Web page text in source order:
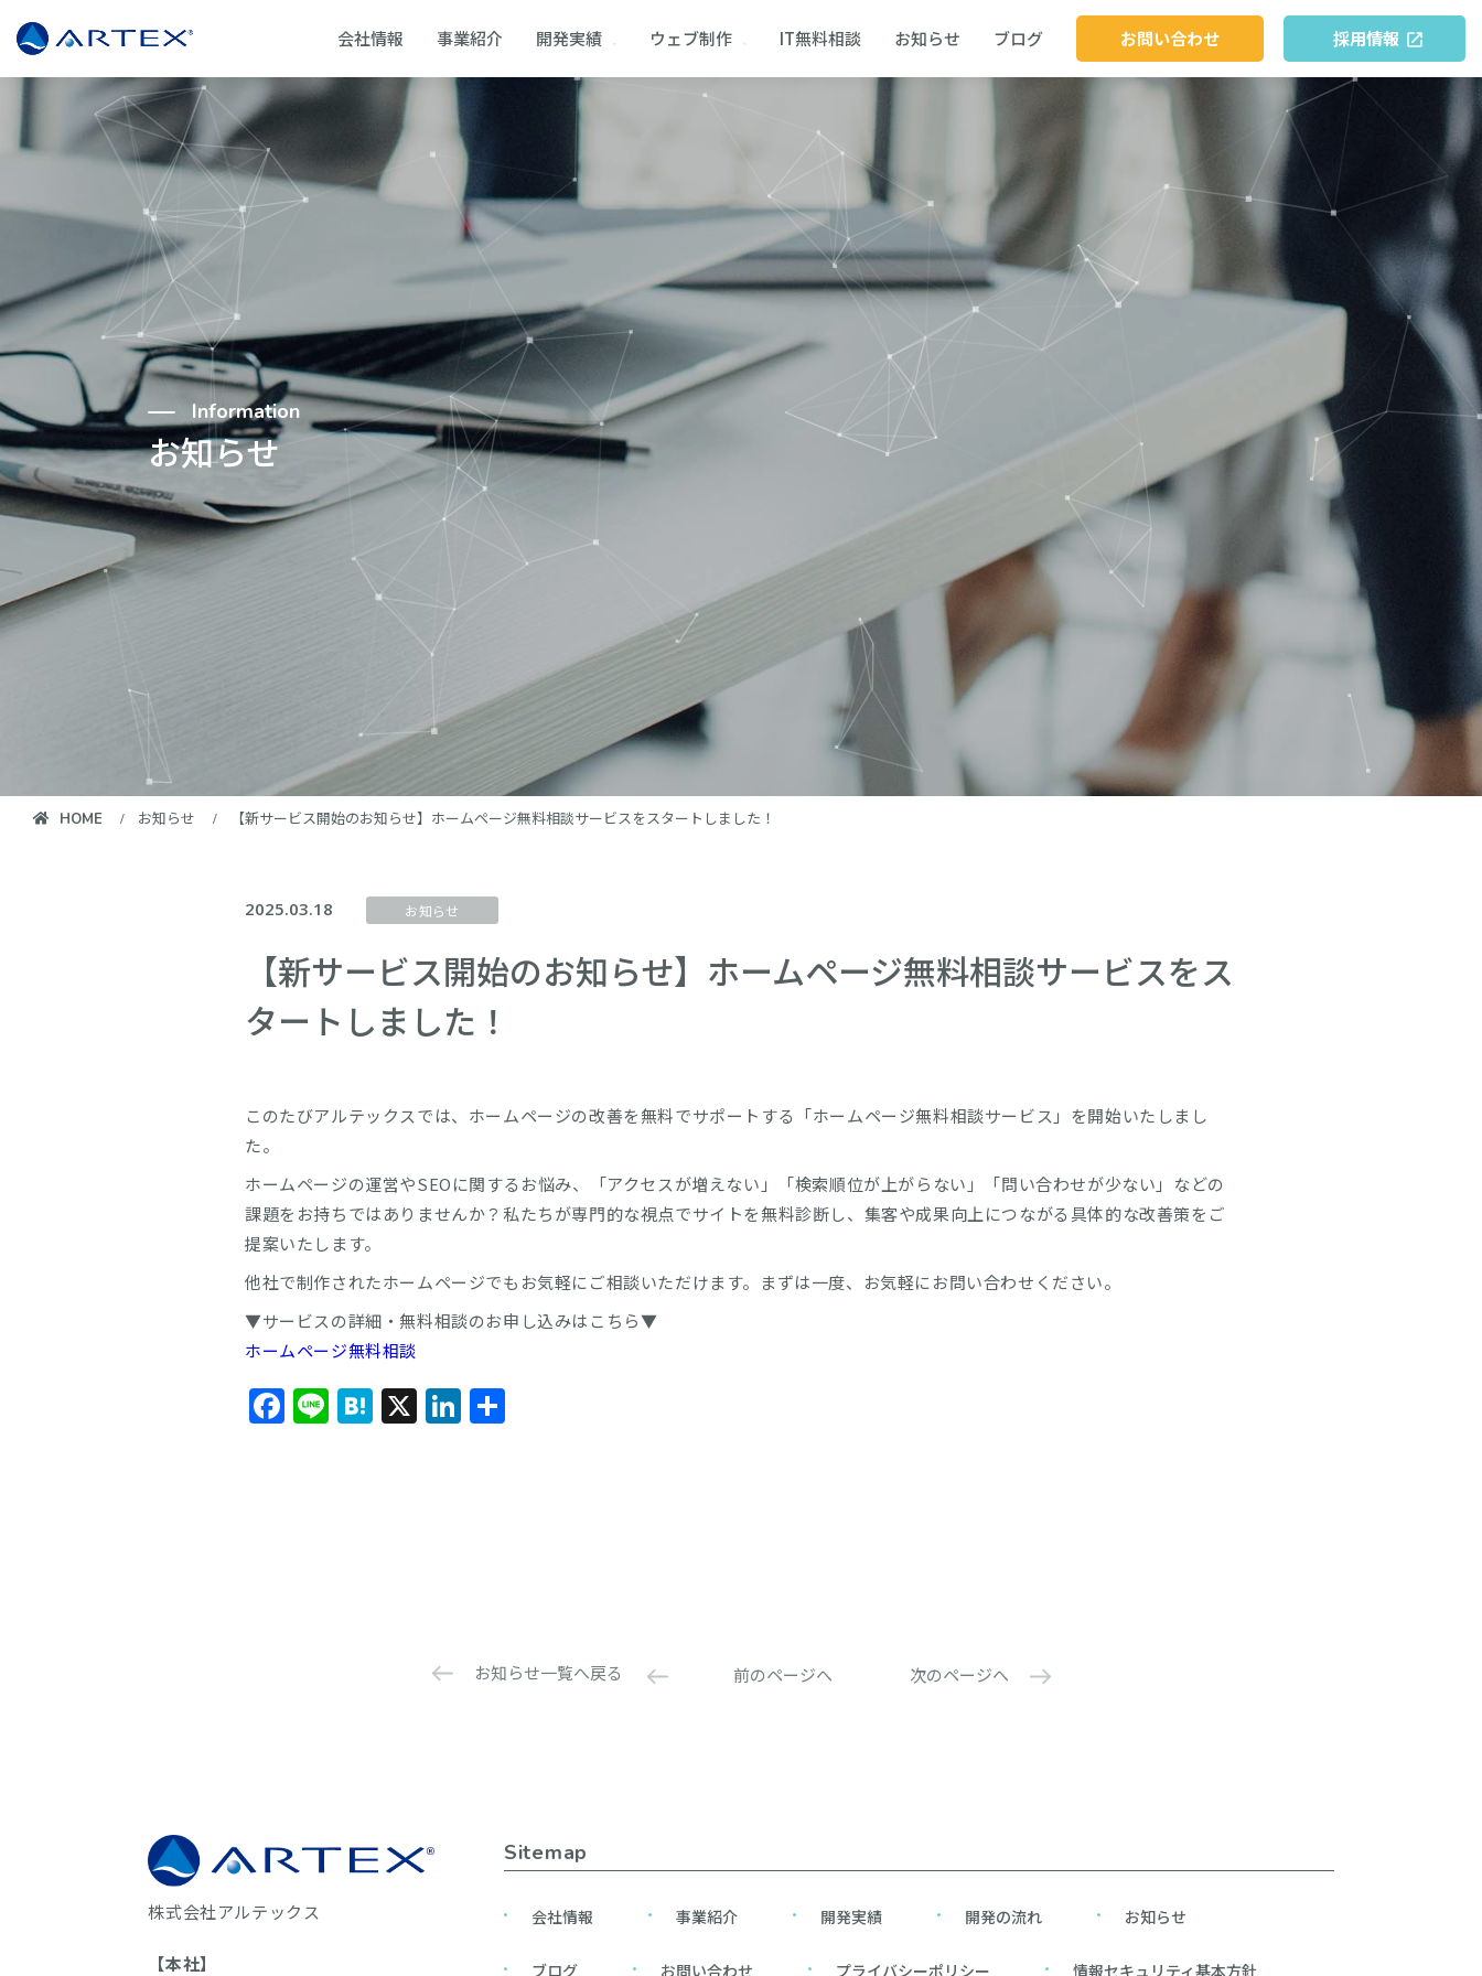
会社情報 事業紹介 開発実績 ウェブ制作 IT無料相談 お知らせ ブログ お問い合わせ 採用情報
Information
お知らせ
HOME お知らせ 【新サービス開始のお知らせ】ホームページ無料相談サービスをスタートしました！
2025.03.18 お知らせ
【新サービス開始のお知らせ】ホームページ無料相談サービスをス
タートしました！
このたびアルテックスでは、ホームページの改善を無料でサポートする「ホームページ無料相談サービス」を開始いたしまし
た。
ホームページの運営やSEOに関するお悩み、「アクセスが増えない」「検索順位が上がらない」「問い合わせが少ない」などの
課題をお持ちではありませんか？私たちが専門的な視点でサイトを無料診断し、集客や成果向上につながる具体的な改善策をご
提案いたします。
他社で制作されたホームページでもお気軽にご相談いただけます。まずは一度、お気軽にお問い合わせください。
▼サービスの詳細・無料相談のお申し込みはこちら▼
ホームページ無料相談
Facebook
LineHatena
X LinkedIn
お知らせ一覧へ戻る 前のページへ 次のページへ
株式会社アルテックス
【本社】
Sitemap
会社情報 事業紹介 開発実績 開発の流れ お知らせ
ブログ お問い合わせ プライバシーポリシー 情報セキュリティ基本方針